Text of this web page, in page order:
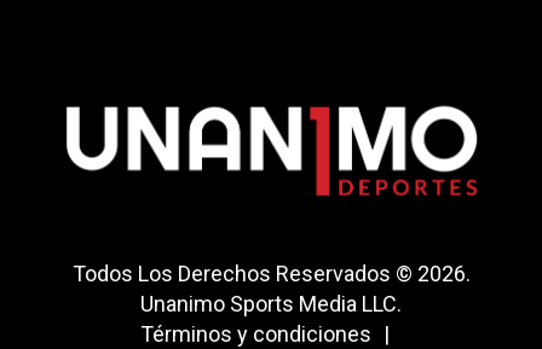
Todos Los Derechos Reservados © 2026.
Unanimo Sports Media LLC.
Términos y condiciones